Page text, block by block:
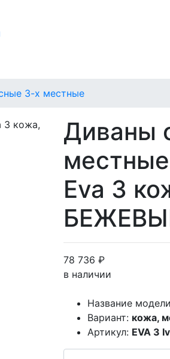
3-х местные
Диваны
Eva 3
78 736 ₽
в наличии
Название
Вариант: кожа,
Артикул: EVA 3